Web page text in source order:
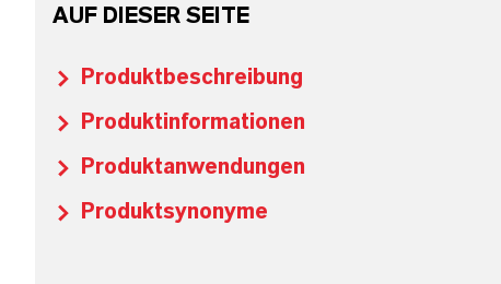
AUF DIESER SEITE
Produktbeschreibung
Produktinformationen
Produktanwendungen
Produktsynonyme